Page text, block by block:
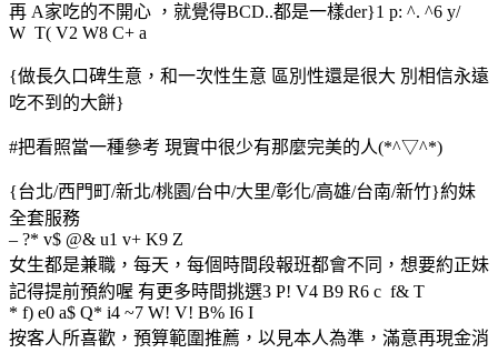
再 A家吃的不開心 ，就覺得BCD..都是一樣der}1 p: ^. ^6 y/
W T( V2 W8 C+ a
{做長久口碑生意，和一次性生意 區別性還是很大 別相信永遠
吃不到的大餅}
#把看照當一種參考 現實中很少有那麼完美的人(*^▽^*)
{台北/西門町/新北/桃園/台中/大里/彰化/高雄/台南/新竹}約妹
全套服務
– ?* v$ @& u1 v+ K9 Z
女生都是兼職，每天，每個時間段報班都會不同，想要約正妹
記得提前預約喔 有更多時間挑選3 P! V4 B9 R6 c f& T
* f) e0 a$ Q* i4 ~7 W! V! B% I6 I
按客人所喜歡，預算範圍推薦，以見本人為準，滿意再現金消